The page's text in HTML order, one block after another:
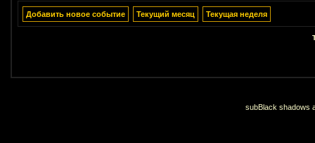
Добавить новое событие Текущий месяц Текущая неделя
subBlack shadows